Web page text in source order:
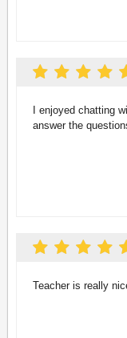
I enjoyed chatting
answer the
Teacher is really